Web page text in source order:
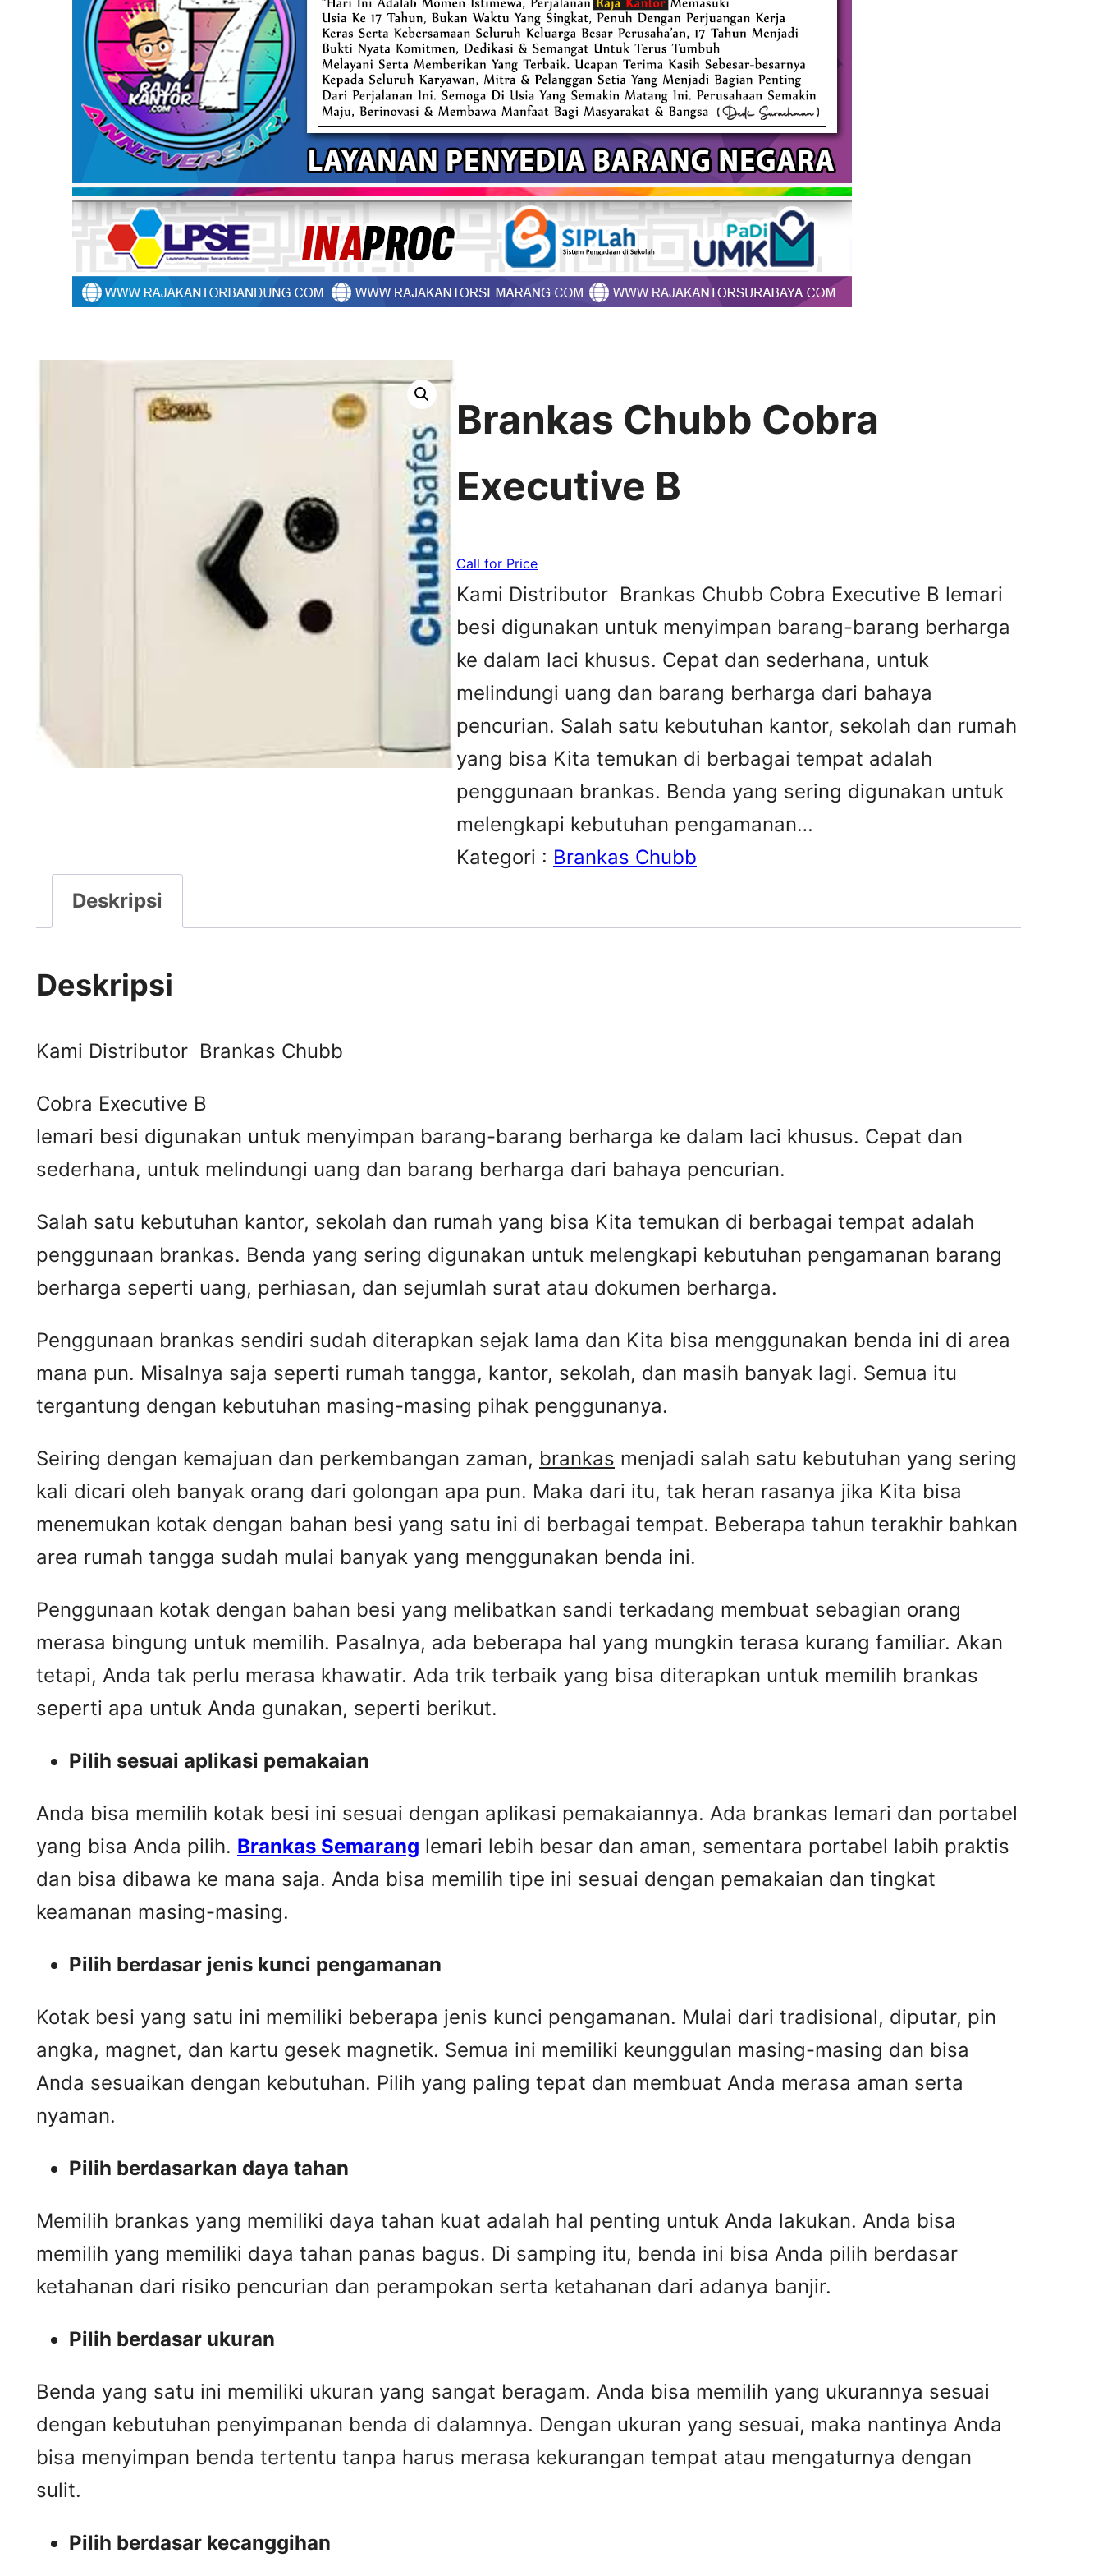
Brankas Chubb Cobra
Executive B
Call for Price
Kami Distributor Brankas Chubb Cobra Executive B lemari
besi digunakan untuk menyimpan barang-barang berharga
ke dalam laci khusus. Cepat dan sederhana, untuk
melindungi uang dan barang berharga dari bahaya
pencurian. Salah satu kebutuhan kantor, sekolah dan rumah
yang bisa Kita temukan di berbagai tempat adalah
penggunaan brankas. Benda yang sering digunakan untuk
melengkapi kebutuhan pengamanan…
Kategori : Brankas Chubb
Deskripsi
Deskripsi
Kami Distributor Brankas Chubb
Cobra Executive B
lemari besi digunakan untuk menyimpan barang-barang berharga ke dalam laci khusus. Cepat dan
sederhana, untuk melindungi uang dan barang berharga dari bahaya pencurian.
Salah satu kebutuhan kantor, sekolah dan rumah yang bisa Kita temukan di berbagai tempat adalah
penggunaan brankas. Benda yang sering digunakan untuk melengkapi kebutuhan pengamanan barang
berharga seperti uang, perhiasan, dan sejumlah surat atau dokumen berharga.
Penggunaan brankas sendiri sudah diterapkan sejak lama dan Kita bisa menggunakan benda ini di area
mana pun. Misalnya saja seperti rumah tangga, kantor, sekolah, dan masih banyak lagi. Semua itu
tergantung dengan kebutuhan masing-masing pihak penggunanya.
Seiring dengan kemajuan dan perkembangan zaman, brankas menjadi salah satu kebutuhan yang sering
kali dicari oleh banyak orang dari golongan apa pun. Maka dari itu, tak heran rasanya jika Kita bisa
menemukan kotak dengan bahan besi yang satu ini di berbagai tempat. Beberapa tahun terakhir bahkan
area rumah tangga sudah mulai banyak yang menggunakan benda ini.
Penggunaan kotak dengan bahan besi yang melibatkan sandi terkadang membuat sebagian orang
merasa bingung untuk memilih. Pasalnya, ada beberapa hal yang mungkin terasa kurang familiar. Akan
tetapi, Anda tak perlu merasa khawatir. Ada trik terbaik yang bisa diterapkan untuk memilih brankas
seperti apa untuk Anda gunakan, seperti berikut.
Pilih sesuai aplikasi pemakaian
Anda bisa memilih kotak besi ini sesuai dengan aplikasi pemakaiannya. Ada brankas lemari dan portabel
yang bisa Anda pilih. Brankas Semarang lemari lebih besar dan aman, sementara portabel labih praktis
dan bisa dibawa ke mana saja. Anda bisa memilih tipe ini sesuai dengan pemakaian dan tingkat
keamanan masing-masing.
Pilih berdasar jenis kunci pengamanan
Kotak besi yang satu ini memiliki beberapa jenis kunci pengamanan. Mulai dari tradisional, diputar, pin
angka, magnet, dan kartu gesek magnetik. Semua ini memiliki keunggulan masing-masing dan bisa
Anda sesuaikan dengan kebutuhan. Pilih yang paling tepat dan membuat Anda merasa aman serta
nyaman.
Pilih berdasarkan daya tahan
Memilih brankas yang memiliki daya tahan kuat adalah hal penting untuk Anda lakukan. Anda bisa
memilih yang memiliki daya tahan panas bagus. Di samping itu, benda ini bisa Anda pilih berdasar
ketahanan dari risiko pencurian dan perampokan serta ketahanan dari adanya banjir.
Pilih berdasar ukuran
Benda yang satu ini memiliki ukuran yang sangat beragam. Anda bisa memilih yang ukurannya sesuai
dengan kebutuhan penyimpanan benda di dalamnya. Dengan ukuran yang sesuai, maka nantinya Anda
bisa menyimpan benda tertentu tanpa harus merasa kekurangan tempat atau mengaturnya dengan
sulit.
Pilih berdasar kecanggihan